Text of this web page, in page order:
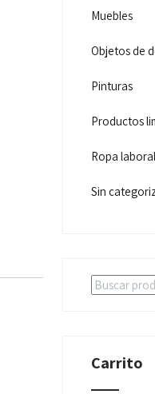
Muebles
Objetos de
Pinturas
Productos
Ropa laboral
Sin
Buscar
por:
Carrito